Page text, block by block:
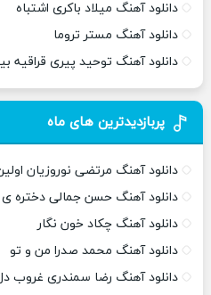
دانلود آهنگ میلاد باکری اشتباه
دانلود آهنگ مستر تروما
دانلود آهنگ توحید پیری
پربازدیدترین های ماه
دانلود آهنگ مرتضی نوروزیان
دانلود آهنگ حسن جمالی دختره
دانلود آهنگ چکاد خون نگار
دانلود آهنگ محمد صدرا من و تو
دانلود آهنگ رضا سمندری غروب